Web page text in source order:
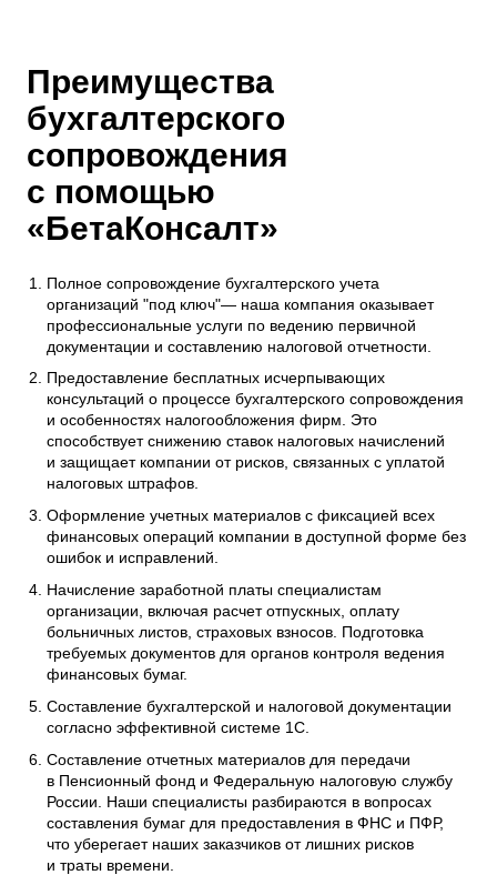
Преимущества
бухгалтерского
сопровождения
с помощью
«БетаКонсалт»
Полное сопровождение бухгалтерского учета
организаций "под ключ"— наша компания оказывает
профессиональные услуги по ведению первичной
документации и составлению налоговой отчетности.
Предоставление бесплатных исчерпывающих
консультаций о процессе бухгалтерского сопровождения
и особенностях налогообложения фирм. Это
способствует снижению ставок налоговых начислений
и защищает компании от рисков, связанных с уплатой
налоговых штрафов.
Оформление учетных материалов с фиксацией всех
финансовых операций компании в доступной форме без
ошибок и исправлений.
Начисление заработной платы специалистам
организации, включая расчет отпускных, оплату
больничных листов, страховых взносов. Подготовка
требуемых документов для органов контроля ведения
финансовых бумаг.
Составление бухгалтерской и налоговой документации
согласно эффективной системе 1С.
Составление отчетных материалов для передачи
в Пенсионный фонд и Федеральную налоговую службу
России. Наши специалисты разбираются в вопросах
составления бумаг для предоставления в ФНС и ПФР,
что уберегает наших заказчиков от лишних рисков
и траты времени.